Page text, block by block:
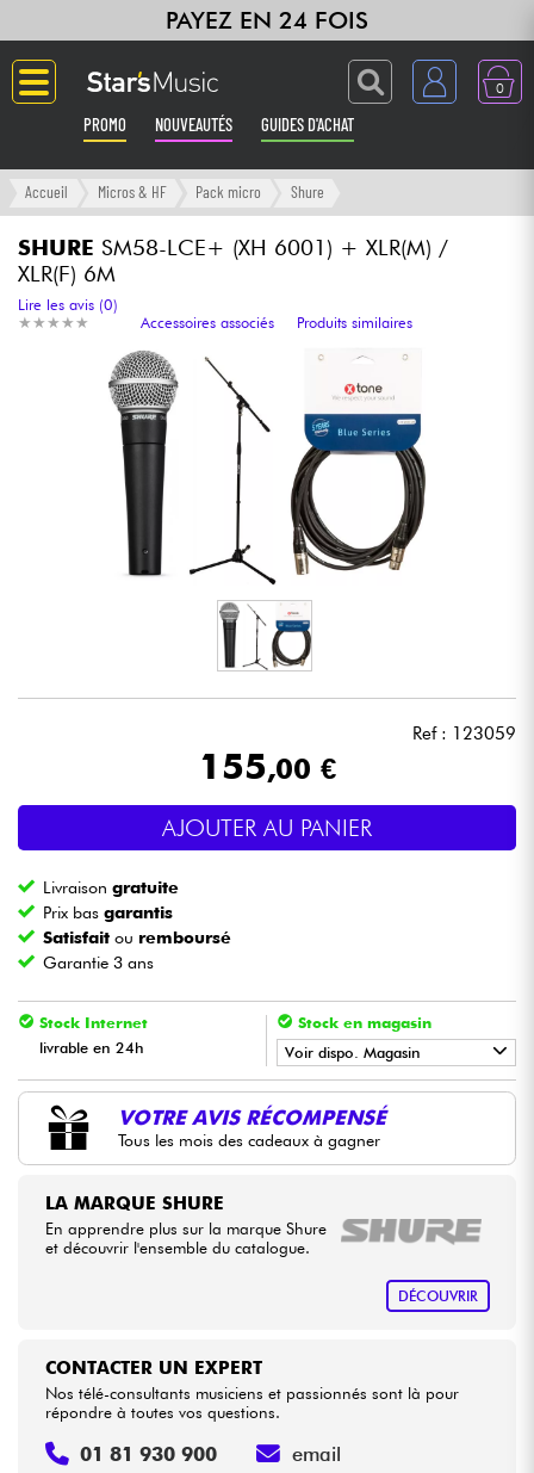
PAYEZ EN 24 FOIS
0
PROMO NOUVEAUTÉS GUIDES D'ACHAT
Langue
Guitares & Basses
Amplis & Effets
Claviers & Pianos
Synthés & Sampleurs
Home Studio
Casques
Eclairage
Vents
Violons & Quatuor
Câbles & Access.
Packs
Accueil Micros & HF Pack micro Shure
SHURE SM58-LCE+ (XH 6001) + XLR(M) /
XLR(F) 6M
★ ★ ★ ★ ★
★ ★ ★ ★ ★
Lire les avis (0)
Accessoires associés
Produits similaires
Ref : 123059
155,00 €
AJOUTER AU PANIER
Livraisongratuite
Prix basgarantis
Satisfait ou remboursé
Garantie 3 ans
Stock Internet
livrable en 24h
Stock en magasin
Voir dispo. Magasin
• Star'SMusicBORDEAUX
• Star SMusic
• Star
VOTRE AVIS RÉCOMPENSÉ
Tous les mois des cadeaux à gagner
LA MARQUE SHURE
En apprendre plus sur la marque Shure
et découvrir l'ensemble du catalogue.
DÉCOUVRIR
CONTACTER UN EXPERT
Nos télé-consultants musiciens et passionnés sont là pour
répondre à toutes vos questions.
01 81 930 900 email